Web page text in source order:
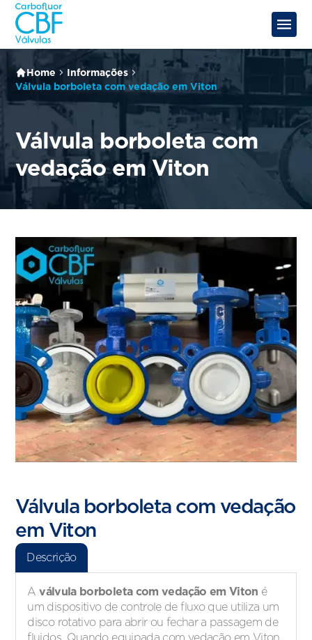
Home
Informações
Válvula borboleta com vedação em Viton
Válvula borboleta com
vedação em Viton
Válvula borboleta com vedação
em Viton
Descrição
Aválvula borboleta com vedação em Viton é
um dispositivo de controle de fluxo que utiliza um
disco rotativo para abrir ou fechar a passagem de
fluidos. Quando equipada com vedação em Viton,